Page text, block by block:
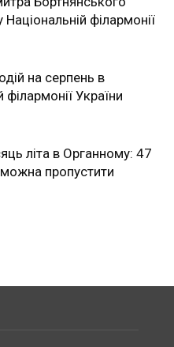
Національній філармонії
на серпень в
філармонії України
літа в Органному: 47
можна пропустити